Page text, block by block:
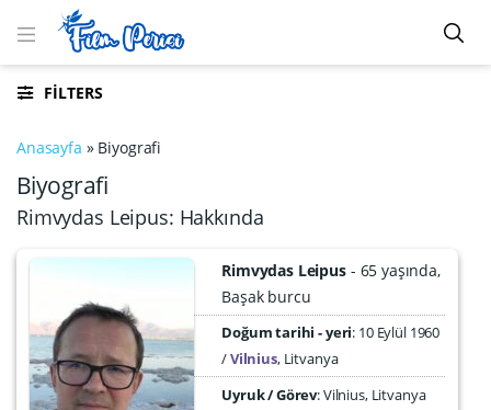
FILTERS
Anasayfa » Biyografi
Biyografi
Rimvydas Leipus: Hakkında
Rimvydas Leipus
65 yaşında
Başak burcu
Doğum tarihi - yeri 10 Eylül 1960
Vilnius, Litvanya
Uyruk / Görev: Vilnius, Litvanya